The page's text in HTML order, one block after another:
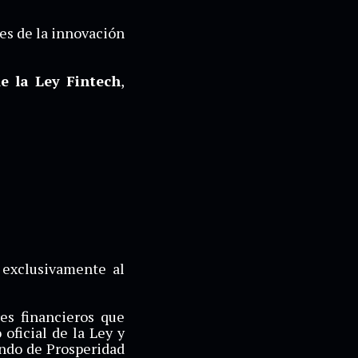
de la innovación
la Ley Fintech,
al
financieros que
de la Ley y
de Prosperidad